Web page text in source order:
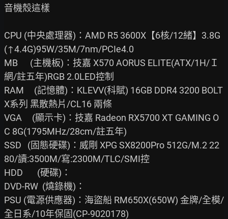
音機殼這樣
CPU (中央處理器)：AMD R5 3600X【6核/12緒】3.8G
(↑4.4G)95W/35M/7nm/PCIe4.0
MB      (主機板)：技嘉 X570 AORUS ELITE(ATX/1H/Ｉ
網/註五年)RGB 2.0LED控制
RAM     (記憶體)：KLEVV(科賦) 16GB DDR4 3200 BOLT
X系列 黑散熱片/CL16 兩條
VGA     (顯示卡)：技嘉 Radeon RX5700 XT GAMING O
C 8G(1795MHz/28cm/註五年)
SSD   (固態硬碟)：威剛 XPG SX8200Pro 512G/M.2 22
80/讀:3500M/寫:2300M/TLC/SMI控
HDD       (硬碟)：
DVD-RW  (燒錄機)：
PSU (電源供應器)：海盜船 RM650X(650W) 金牌/全模/
全日系/10年保固(CP-9020178)